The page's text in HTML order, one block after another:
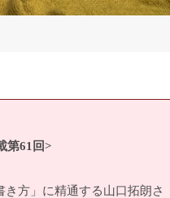
第61回>
方」に精通する山口拓朗さ